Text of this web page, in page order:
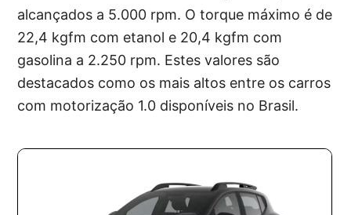
alcançados a 5.000 rpm. O torque máximo é de
22,4 kgfm com etanol e 20,4 kgfm com
gasolina a 2.250 rpm. Estes valores são
destacados como os mais altos entre os carros
com motorização 1.0 disponíveis no Brasil.